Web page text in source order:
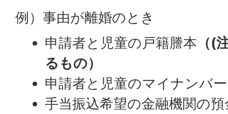
例）事由が離婚のとき
申請者と児童の戸籍謄本 （(
るもの）
申請者と児童のマイナンバ
手当振込希望の金融機関の